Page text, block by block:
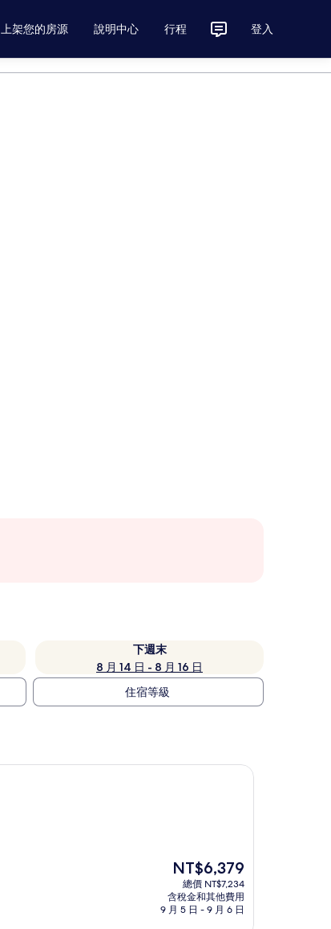
上架您的房源 說明中心 行程 登入
下週末
8 月 14 日 - 8 月 16 日
住宿等級
現
價
格
NT$6,379
總價 NT$7,234
含稅金和其他費用
9 月 5 日 - 9 月 6 日